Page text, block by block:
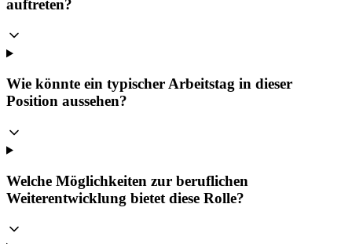
auftreten?
Wie könnte ein typischer Arbeitstag in dieser
Position aussehen?
Welche Möglichkeiten zur beruflichen
Weiterentwicklung bietet diese Rolle?